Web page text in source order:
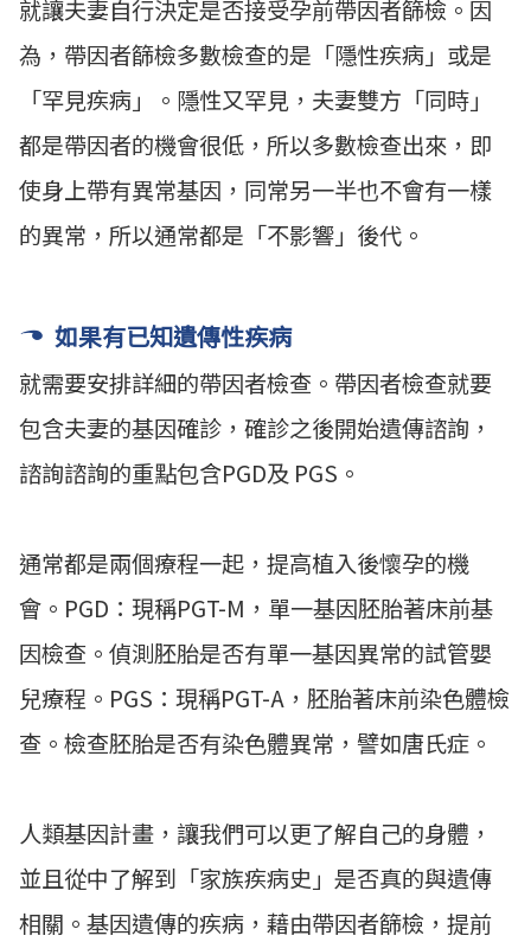
就讓夫妻自行決定是否接受孕前帶因者篩檢。因
為，帶因者篩檢多數檢查的是「隱性疾病」或是
「罕見疾病」。隱性又罕見，夫妻雙方「同時」
都是帶因者的機會很低，所以多數檢查出來，即
使身上帶有異常基因，同常另一半也不會有一樣
的異常，所以通常都是「不影響」後代。
如果有已知遺傳性疾病
就需要安排詳細的帶因者檢查。帶因者檢查就要
包含夫妻的基因確診，確診之後開始遺傳諮詢，
諮詢諮詢的重點包含PGD及 PGS。
通常都是兩個療程一起，提高植入後懷孕的機
會。PGD：現稱PGT-M，單一基因胚胎著床前基
因檢查。偵測胚胎是否有單一基因異常的試管嬰
兒療程。PGS：現稱PGT-A，胚胎著床前染色體檢
查。檢查胚胎是否有染色體異常，譬如唐氏症。
人類基因計畫，讓我們可以更了解自己的身體，
並且從中了解到「家族疾病史」是否真的與遺傳
相關。基因遺傳的疾病，藉由帶因者篩檢，提前